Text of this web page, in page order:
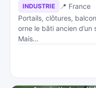
INDUSTRIE
📍 France
Portails, clôtures,
orne le bâti ancien
Mais…